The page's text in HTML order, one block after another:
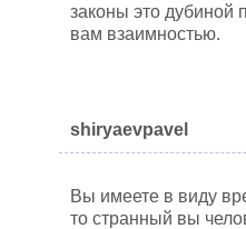
законы это дубиной
вам взаимностью.
shiryaevpavel
Вы имеете в виду
то странный вы